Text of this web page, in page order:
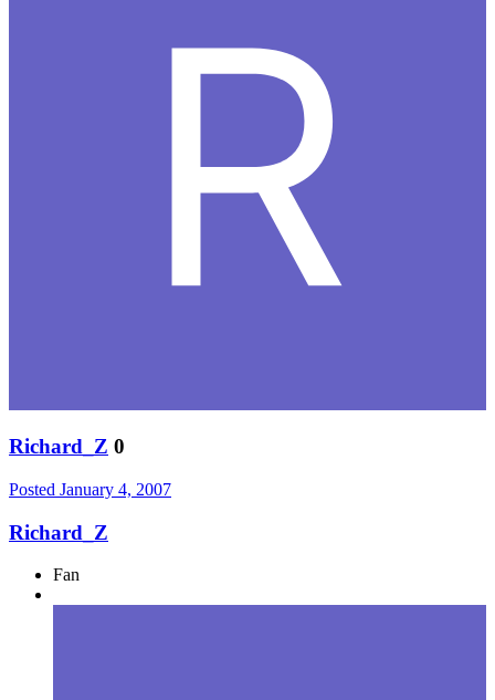
Richard_Z 0
Posted January 4, 2007
Richard_Z
Fan